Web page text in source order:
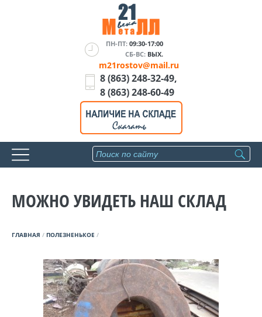
ПН-ПТ: 09:30-17:00
СБ-ВС: ВЫХ.
m21rostov@mail.ru
8 (863) 248-32-49,
8 (863) 248-60-49
МОЖНО УВИДЕТЬ НАШ СКЛАД
ГЛАВНАЯ / ПОЛЕЗНЕНЬКОЕ /